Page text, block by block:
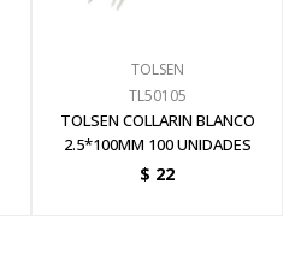
TOLSEN
TL50105
TOLSEN COLLARIN BLANCO
2.5*100MM 100 UNIDADES
$ 22